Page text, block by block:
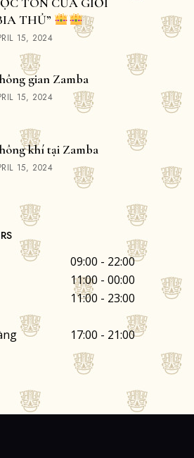
THỦ”
15, 2024
gian Zamba
15, 2024
khí tại Zamba
15, 2024
09:00 - 22:00
11:00 - 00:00
11:00 - 23:00
17:00 - 21:00